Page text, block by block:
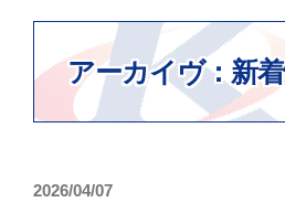
アーカイヴ：新
2026/04/07